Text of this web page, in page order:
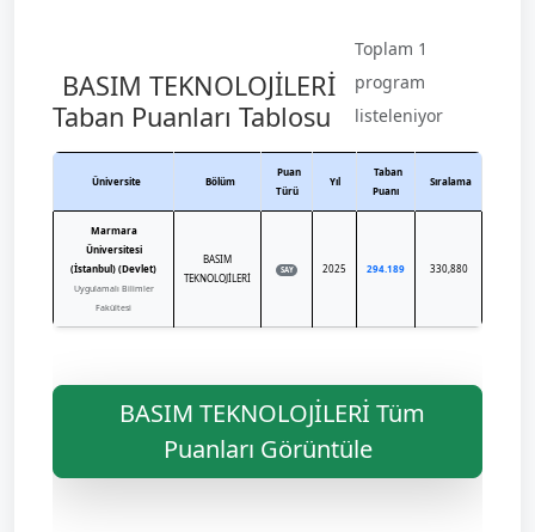
BASIM TEKNOLOJİLERİ
Taban Puanları Tablosu
Toplam 1
program
listeleniyor
Üniversite Bölüm
Puan
Türü
Yıl
Taban
Puanı
Sıralama
Marmara
Üniversitesi
(İstanbul) (Devlet)
Uygulamalı Bilimler
Fakültesi
BASIM
TEKNOLOJİLERİ
SAY 2025 294.189 330,880
BASIM TEKNOLOJİLERİ Tüm
Puanları Görüntüle